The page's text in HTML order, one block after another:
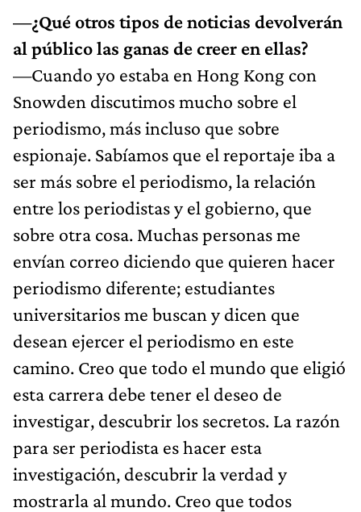
—¿Qué otros tipos de noticias devolverán
al público las ganas de creer en ellas?
—Cuando yo estaba en Hong Kong con
Snowden discutimos mucho sobre el
periodismo, más incluso que sobre
espionaje. Sabíamos que el reportaje iba a
ser más sobre el periodismo, la relación
entre los periodistas y el gobierno, que
sobre otra cosa. Muchas personas me
envían correo diciendo que quieren hacer
periodismo diferente; estudiantes
universitarios me buscan y dicen que
desean ejercer el periodismo en este
camino. Creo que todo el mundo que eligió
esta carrera debe tener el deseo de
investigar, descubrir los secretos. La razón
para ser periodista es hacer esta
investigación, descubrir la verdad y
mostrarla al mundo. Creo que todos